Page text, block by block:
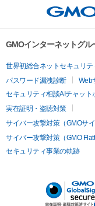
GMOインターネットグ
世界初総合ネットセキュリテ
パスワード漏洩診断
Web
セキュリティ相談AIチャット
実在証明・盗聴対策
サイバー攻撃対策（GMOサ
サイバー攻撃対策（GMO Flatt
セキュリティ事業の軌跡